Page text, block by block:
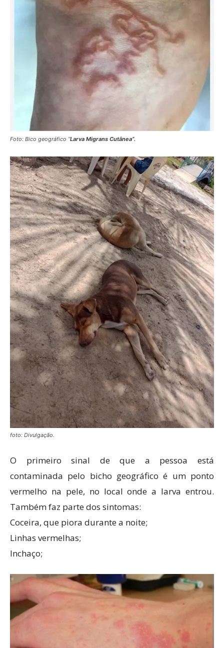
Foto: Bico geográfico “Larva Migrans Cutânea”.
foto: Divulgação.
O primeiro sinal de que a pessoa está
contaminada pelo bicho geográfico é um ponto
vermelho na pele, no local onde a larva entrou.
Também faz parte dos sintomas:
Coceira, que piora durante a noite;
Linhas vermelhas;
Inchaço;